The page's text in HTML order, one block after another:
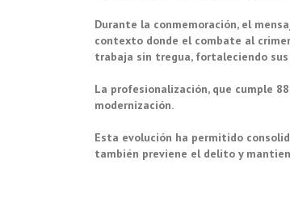
Durante la conmemoración, el
contexto donde el combate al
trabaja sin tregua, fortaleciendo
La profesionalización, que cumple
modernización.
Esta evolución ha permitido
también previene el delito y